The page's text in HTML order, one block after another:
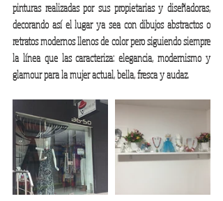
pinturas realizadas por sus propietarias y diseñadoras,
decorando así el lugar ya sea con dibujos abstractos o
retratos modernos llenos de color pero siguiendo siempre
la línea que las caracteriza: elegancia, modernismo y
glamour para la mujer actual, bella, fresca y audaz.